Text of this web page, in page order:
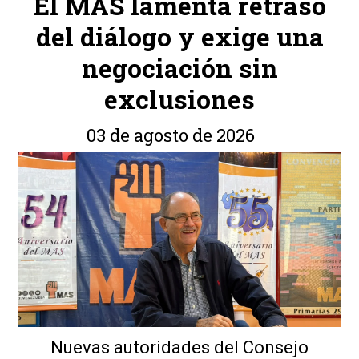
del diálogo y exige una
negociación sin
exclusiones
03 de agosto de 2026
Nuevas autoridades del Consejo